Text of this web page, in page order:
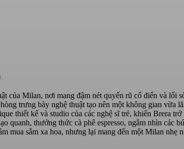
của Milan, nơi mang đậm nét quyến rũ cổ điển và lối
trưng bày nghệ thuật tạo nên một không gian vừa
thiết kế và studio của các nghệ sĩ trẻ, khiến Brera trở
quanh, thưởng thức cà phê espresso, ngắm nhìn các
mua sắm xa hoa, nhưng lại mang đến một Milan nhẹ